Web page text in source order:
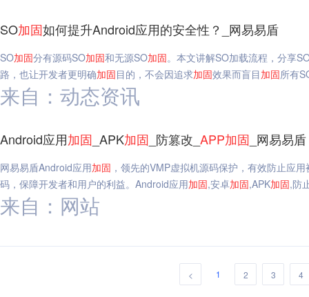
SO加固如何提升Android应用的安全性？_网易易盾
SO加固分有源码SO加固和无源SO加固。本文讲解SO加载流程，分享
路，也让开发者更明确加固目的，不会因追求加固效果而盲目 加固所有
来自：动态资讯
Android应用加固 _APK加固 _防篡改_ APP加固 _网易易盾
网易易盾Android应用加固 ，领先的VMP虚拟机源码保护，有效防止应
码，保障开发者和用户的利益。Android应用加固,安卓加固,APK加固,防
来自：网站
< 1 2 3 4